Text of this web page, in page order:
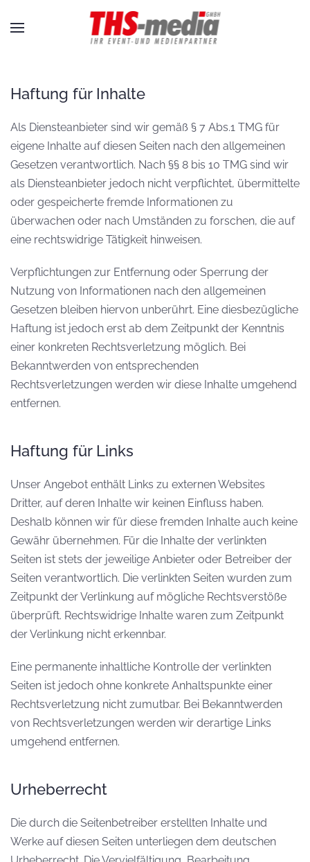
Zum Hauptinhalt springen
Haftung für Inhalte
Als Diensteanbieter sind wir gemäß § 7 Abs.1 TMG für
eigene Inhalte auf diesen Seiten nach den allgemeinen
Gesetzen verantwortlich. Nach §§ 8 bis 10 TMG sind wir
als Diensteanbieter jedoch nicht verpflichtet, übermittelte
oder gespeicherte fremde Informationen zu
überwachen oder nach Umständen zu forschen, die auf
eine rechtswidrige Tätigkeit hinweisen.
Verpflichtungen zur Entfernung oder Sperrung der
Nutzung von Informationen nach den allgemeinen
Gesetzen bleiben hiervon unberührt. Eine diesbezügliche
Haftung ist jedoch erst ab dem Zeitpunkt der Kenntnis
einer konkreten Rechtsverletzung möglich. Bei
Bekanntwerden von entsprechenden
Rechtsverletzungen werden wir diese Inhalte umgehend
entfernen.
Haftung für Links
Unser Angebot enthält Links zu externen Websites
Dritter, auf deren Inhalte wir keinen Einfluss haben.
Deshalb können wir für diese fremden Inhalte auch keine
Gewähr übernehmen. Für die Inhalte der verlinkten
Seiten ist stets der jeweilige Anbieter oder Betreiber der
Seiten verantwortlich. Die verlinkten Seiten wurden zum
Zeitpunkt der Verlinkung auf mögliche Rechtsverstöße
überprüft. Rechtswidrige Inhalte waren zum Zeitpunkt
der Verlinkung nicht erkennbar.
Eine permanente inhaltliche Kontrolle der verlinkten
Seiten ist jedoch ohne konkrete Anhaltspunkte einer
Rechtsverletzung nicht zumutbar. Bei Bekanntwerden
von Rechtsverletzungen werden wir derartige Links
umgehend entfernen.
Urheberrecht
Die durch die Seitenbetreiber erstellten Inhalte und
Werke auf diesen Seiten unterliegen dem deutschen